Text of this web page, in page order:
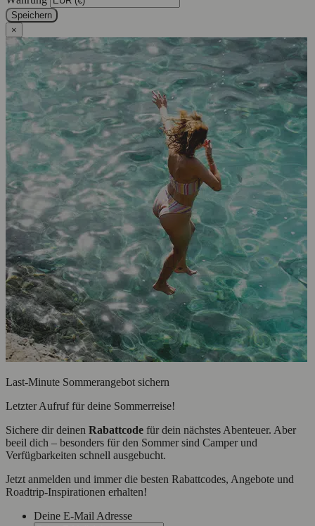
Speichern
×
Last-Minute Sommerangebot sichern
Letzter Aufruf für deine Sommerreise!
Sichere dir deinen Rabattcode für dein nächstes Abenteuer. Aber
beeil dich – besonders für den Sommer sind Camper und
Verfügbarkeiten schnell ausgebucht.
Jetzt anmelden und immer die besten Rabattcodes, Angebote und
Roadtrip-Inspirationen erhalten!
Deine E-Mail Adresse